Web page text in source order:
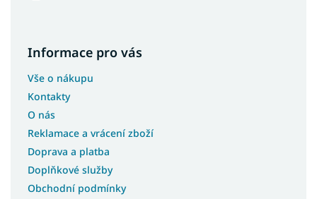
Informace pro vás
Vše o nákupu
Kontakty
O nás
Reklamace a vrácení zboží
Doprava a platba
Doplňkové služby
Obchodní podmínky